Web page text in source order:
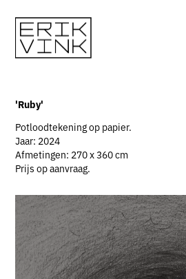
'Ruby'
Potloodtekening op papier.
Jaar: 2024
Afmetingen: 270 x 360 cm
Prijs op aanvraag.